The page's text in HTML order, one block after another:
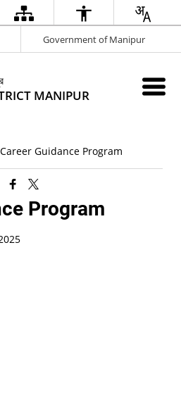
Government of Manipur
MANIPUR
Career Guidance Program
Program